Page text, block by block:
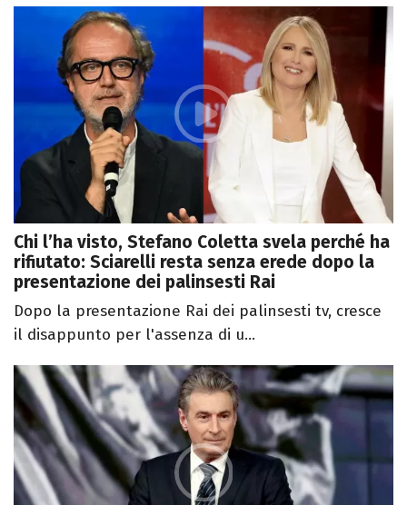
Chi l’ha visto, Stefano Coletta svela perché ha
rifiutato: Sciarelli resta senza erede dopo la
presentazione dei palinsesti Rai
Dopo la presentazione Rai dei palinsesti tv, cresce
il disappunto per l'assenza di u...